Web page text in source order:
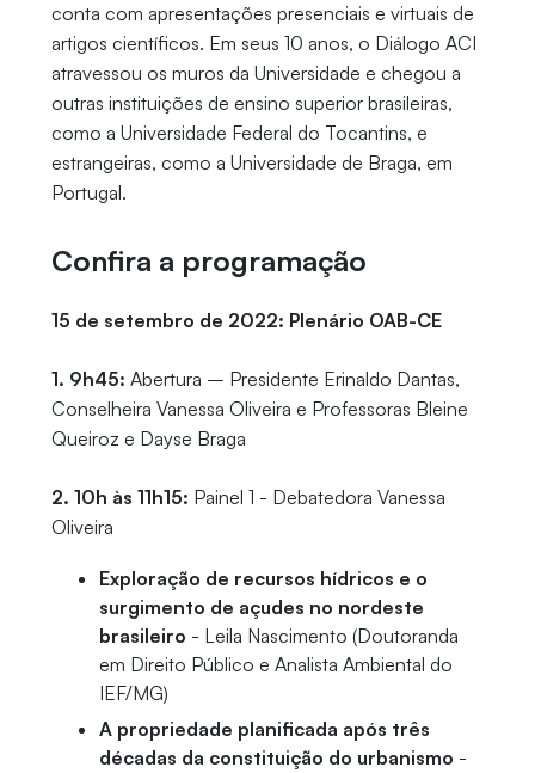
conta com apresentações presenciais e virtuais de
artigos científicos. Em seus 10 anos, o Diálogo ACI
atravessou os muros da Universidade e chegou a
outras instituições de ensino superior brasileiras,
como a Universidade Federal do Tocantins, e
estrangeiras, como a Universidade de Braga, em
Portugal.
Confira a programação
15 de setembro de 2022: Plenário OAB-CE
1. 9h45: Abertura – Presidente Erinaldo Dantas,
Conselheira Vanessa Oliveira e Professoras Bleine
Queiroz e Dayse Braga
2. 10h às 11h15: Painel 1 - Debatedora Vanessa
Oliveira
Exploração de recursos hídricos e o
surgimento de açudes no nordeste
brasileiro - Leila Nascimento (Doutoranda
em Direito Público e Analista Ambiental do
IEF/MG)
A propriedade planificada após três
décadas da constituição do urbanismo -